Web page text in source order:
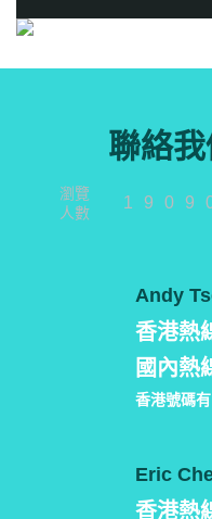
聯絡我
瀏覽
人數
Andy
香港熱
國內熱
香港號碼
Eric
香港熱